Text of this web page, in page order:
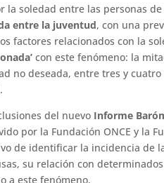
la soledad entre las personas
entre la juventud, con una
factores relacionados con la
con este fenómeno: la
no deseada, entre tres y cuatro
del nuevo Informe
por la Fundación ONCE y la
de identificar la incidencia de
su relación con
a este fenómeno.